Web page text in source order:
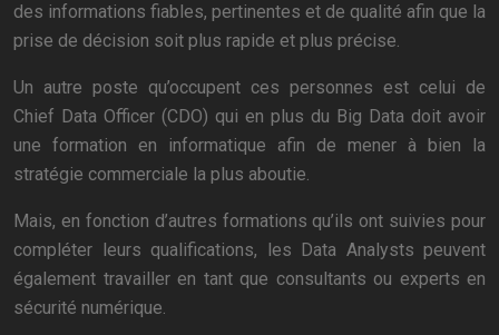
des informations fiables, pertinentes et de qualité afin que la
prise de décision soit plus rapide et plus précise.
Un autre poste qu’occupent ces personnes est celui de
Chief Data Officer (CDO) qui en plus du Big Data doit avoir
une formation en informatique afin de mener à bien la
stratégie commerciale la plus aboutie.
Mais, en fonction d’autres formations qu’ils ont suivies pour
compléter leurs qualifications, les Data Analysts peuvent
également travailler en tant que consultants ou experts en
sécurité numérique.